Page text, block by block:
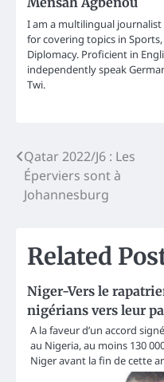
I am a multilingual
for covering topics in
Diplomacy. Proficient in
independently speak
Twi.
Post
navigation
Qatar 2022/J6 : Les
Éperviers sont à
Johannesburg
Related
Niger-Vers le
nigérians vers leur
A la faveur d’un accord
au Nigeria, au moins 130
Niger avant la fin de cette